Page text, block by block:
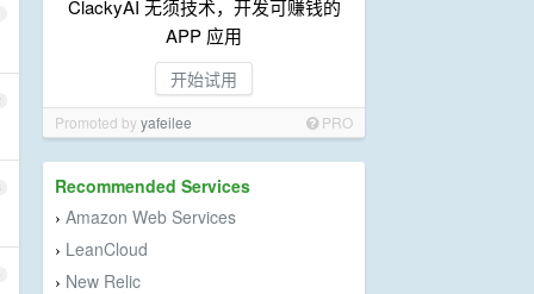
ClackyAI 无须技术，开发可赚钱的
APP 应用
开始试用
Promoted byyafeilee PRO
Recommended Services
› Amazon Web Services
› LeanCloud
› New Relic